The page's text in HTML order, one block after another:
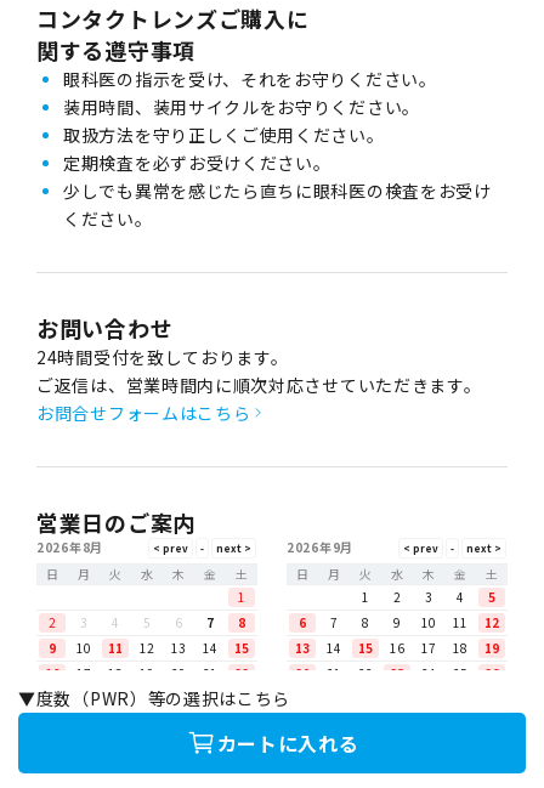
▼度数（PWR）等の選択はこちら
カートに入れる
コンタクトレンズご購入に
関する遵守事項
眼科医の指示を受け、それをお守りください。
装用時間、装用サイクルをお守りください。
取扱方法を守り正しくご使用ください。
定期検査を必ずお受けください。
少しでも異常を感じたら直ちに眼科医の検査をお受け
ください。
お問い合わせ
24時間受付を致しております。
ご返信は、営業時間内に順次対応させていただきます。
お問合せフォームはこちら
営業日のご案内
2026年8月
日
月 火 水 木 金
土
1
2
3 4 5 6 7
8
9
10 11 12 13 14
15
16
17 18 19 20 21
22
23
24 25 26 27 28
29
2026年9月
日
月 火 水 木 金
土
1
2 3 4
5
6
7 8 9 10 11
12
13
14 15 16 17 18
19
20
21 22 23 24 25
26
【営業時間】